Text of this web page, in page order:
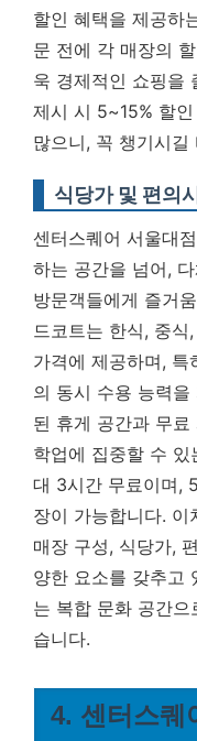
할인 혜택을 제공하
문 전에 각 매장의
욱 경제적인 쇼핑을
제시 시 5~15% 할
많으니, 꼭 챙기시길
식당가 및 편의
센터스퀘어 서울대
하는 공간을 넘어,
방문객들에게 즐거
드코트는 한식, 중
가격에 제공하며,
의 동시 수용 능력
된 휴게 공간과 무
학업에 집중할 수
대 3시간 무료이며,
장이 가능합니다. 이
매장 구성, 식당가,
양한 요소를 갖추고
는 복합 문화 공간
습니다.
4. 센터스퀘